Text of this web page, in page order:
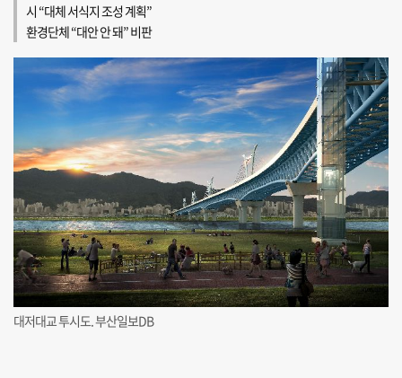
시 “대체 서식지 조성 계획”
환경단체 “대안 안 돼” 비판
대저대교 투시도. 부산일보DB